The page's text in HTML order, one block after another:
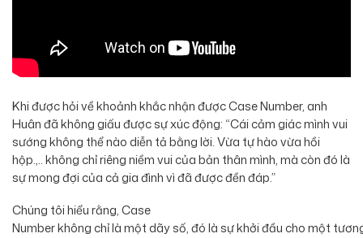
Khi được hỏi về khoảnh khắc nhận được Case Number, anh
Huân đã không giấu được sự xúc động: “Cái cảm giác mình vui
sướng không thể nào diễn tả bằng lời. Vừa tự hào vừa hồi
hộp.,.. không chỉ riêng niềm vui của bản thân mình, mà còn đó là
sự mong đợi của cả gia đình vì đã được đền đáp.”
Chúng tôi hiểu rằng, Case
Number không chỉ là một dãy số, đó là sự khởi đầu cho một